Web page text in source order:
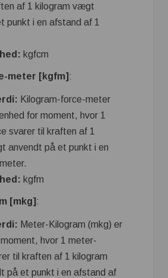
af ​​1 kilogram vægt
punkt i en afstand af 1
kgfcm
meter [kgfm] :
Kilogram-force-meter
for moment, hvor 1
svarer til kraften af ​​1
anvendt på et punkt i en
kgfm
[mkg] :
Meter-Kilogram (mkg) er
hvor 1 meter-
til kraften af ​​1 kilogram
på et punkt i en afstand af